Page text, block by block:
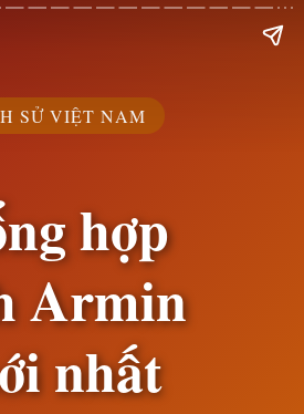
SỬ VIỆT NAM
hợp
Armin
nhất